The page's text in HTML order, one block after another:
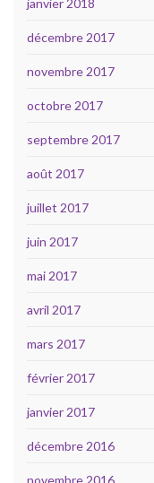
janvier 2018
décembre 2017
novembre 2017
octobre 2017
septembre 2017
août 2017
juillet 2017
juin 2017
mai 2017
avril 2017
mars 2017
février 2017
janvier 2017
décembre 2016